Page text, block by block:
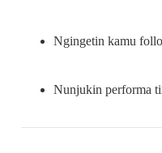
Ngingetin kamu
Nunjukin performa